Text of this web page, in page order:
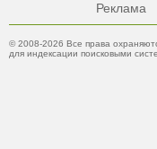
Реклама
© 2008-2026 Все права
для индексации поисковыми